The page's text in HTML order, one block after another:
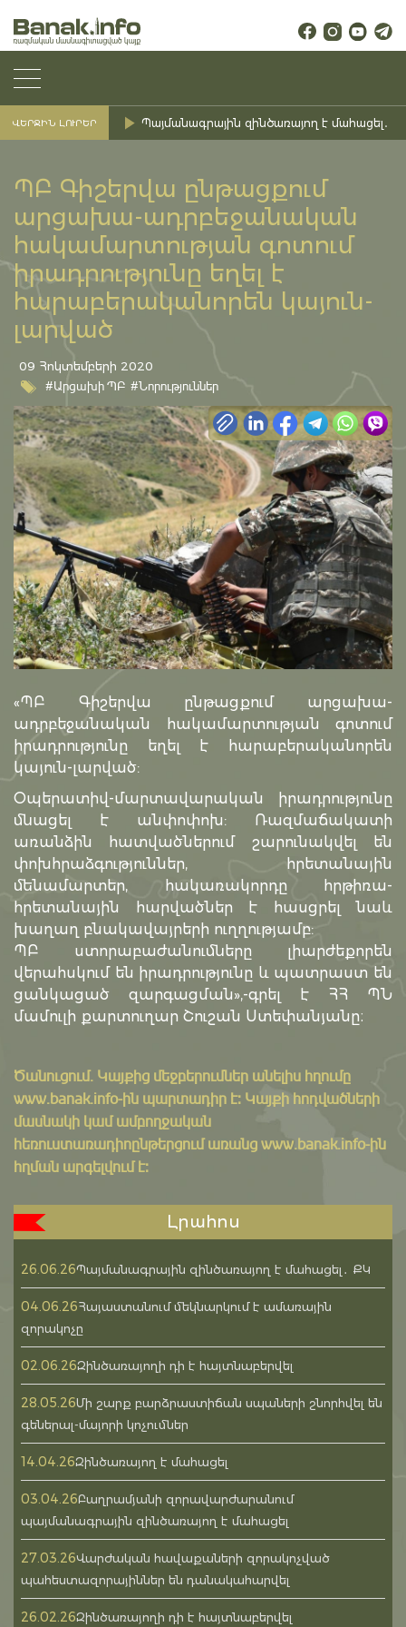
ՎԵՐՋԻՆ ԼՈՒՐԵՐ Պայմանագրային զինծառայող է մահացել․
ՊԲ Գիշերվա ընթացքում
արցախա-ադրբեջանական
հակամարտության գոտում
իրադրությունը եղել է
հարաբերականորեն կայուն-
լարված
09 Հոկտեմբերի 2020
#Արցախի ՊԲ #Նորություններ
«ՊԲ Գիշերվա ընթացքում արցախա-
ադրբեջանական հակամարտության գոտում
իրադրությունը եղել է հարաբերականորեն
կայուն-լարված:
Օպերատիվ-մարտավարական իրադրությունը
մնացել է անփոփոխ: Ռազմաճակատի
առանձին հատվածներում շարունակվել են
փոխհրաձգություններ, հրետանային
մենամարտեր, հակառակորդը հրթիռա-
հրետանային հարվածներ է հասցրել նաև
խաղաղ բնակավայրերի ուղղությամբ:
ՊԲ ստորաբաժանումները լիարժեքորեն
վերահսկում են իրադրությունը և պատրաստ են
ցանկացած զարգացման»,-գրել է ՀՀ ՊՆ
մամուլի քարտուղար Շուշան Ստեփանյանը։
Ծանուցում․ Կայքից մեջբերումներ անելիս հղումը
www.banak.info-ին պարտադիր է: Կայքի հոդվածների
մասնակի կամ ամբողջական
հեռուստառադիոընթերցում առանց www.banak.info-ին
հղման արգելվում է:
Լրահոս
26.06.26Պայմանագրային զինծառայող է մահացել․ ՔԿ
04.06.26Հայաստանում մեկնարկում է ամառային
զորակոչը
02.06.26Զինծառայողի դի է հայտնաբերվել
28.05.26Մի շարք բարձրաստիճան սպաների շնորհվել են
գեներալ-մայորի կոչումներ
14.04.26Զինծառայող է մահացել
03.04.26Բաղրամյանի զորավարժարանում
պայմանագրային զինծառայող է մահացել
27.03.26Վարժական հավաքաների զորակոչված
պահեստազորայիններ են դանակահարվել
26.02.26Զինծառայողի դի է հայտնաբերվել